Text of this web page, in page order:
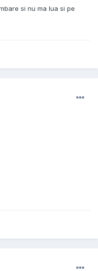
si nu ma lua si pe